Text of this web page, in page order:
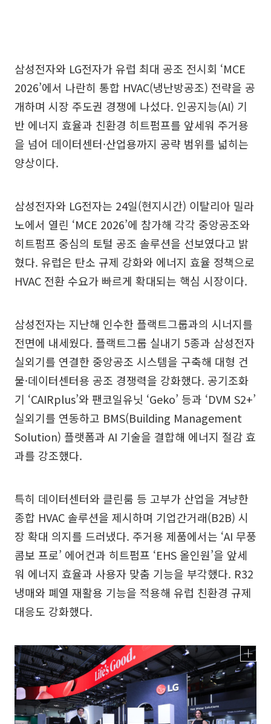
삼성전자와 LG전자가 유럽 최대 공조 전시회 ‘MCE
2026’에서 나란히 통합 HVAC(냉난방공조) 전략을 공
개하며 시장 주도권 경쟁에 나섰다. 인공지능(AI) 기
반 에너지 효율과 친환경 히트펌프를 앞세워 주거용
을 넘어 데이터센터·산업용까지 공략 범위를 넓히는
양상이다.
삼성전자와 LG전자는 24일(현지시간) 이탈리아 밀라
노에서 열린 ‘MCE 2026’에 참가해 각각 중앙공조와
히트펌프 중심의 토털 공조 솔루션을 선보였다고 밝
혔다. 유럽은 탄소 규제 강화와 에너지 효율 정책으로
HVAC 전환 수요가 빠르게 확대되는 핵심 시장이다.
삼성전자는 지난해 인수한 플랙트그룹과의 시너지를
전면에 내세웠다. 플랙트그룹 실내기 5종과 삼성전자
실외기를 연결한 중앙공조 시스템을 구축해 대형 건
물·데이터센터용 공조 경쟁력을 강화했다. 공기조화
기 ‘CAIRplus’와 팬코일유닛 ‘Geko’ 등과 ‘DVM S2+’
실외기를 연동하고 BMS(Building Management
Solution) 플랫폼과 AI 기술을 결합해 에너지 절감 효
과를 강조했다.
특히 데이터센터와 클린룸 등 고부가 산업을 겨냥한
종합 HVAC 솔루션을 제시하며 기업간거래(B2B) 시
장 확대 의지를 드러냈다. 주거용 제품에서는 ‘AI 무풍
콤보 프로’ 에어컨과 히트펌프 ‘EHS 올인원’을 앞세
워 에너지 효율과 사용자 맞춤 기능을 부각했다. R32
냉매와 폐열 재활용 기능을 적용해 유럽 친환경 규제
대응도 강화했다.